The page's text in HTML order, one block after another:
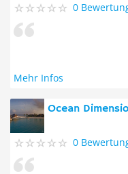
0
Mehr Infos
Ocean
0